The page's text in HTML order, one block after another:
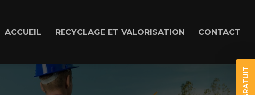
ACCUEIL RECYCLAGE ET VALORISATION CONTACT